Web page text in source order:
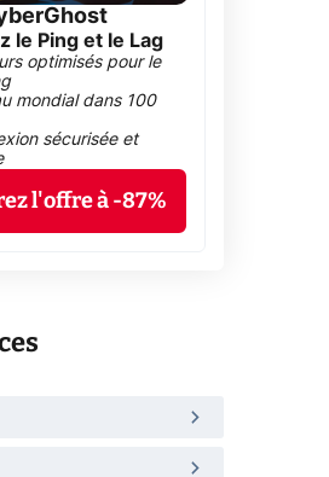
le Ping et le Lag
optimisés pour le
mondial dans 100
sécurisée et
l'offre à -87%